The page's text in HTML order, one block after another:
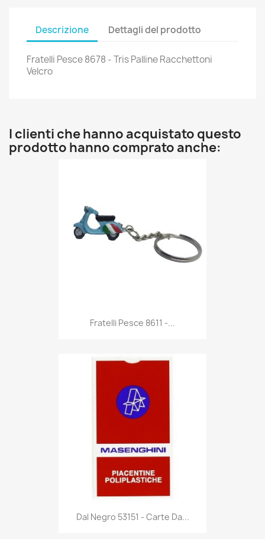
Descrizione Dettagli del prodotto
Fratelli Pesce 8678 - Tris Palline Racchettoni
Velcro
I clienti che hanno acquistato questo
prodotto hanno comprato anche:
Anteprima
Fratelli Pesce 8611 -...
Anteprima
Dal Negro 53151 - Carte Da...